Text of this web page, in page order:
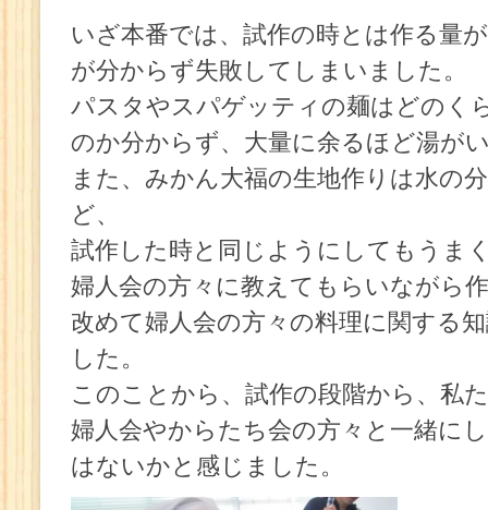
いざ本番では、試作の時とは作る量
が分からず失敗してしまいました。
パスタやスパゲッティの麺はどのく
のか分からず、大量に余るほど湯が
また、みかん大福の生地作りは水の
ど、
試作した時と同じようにしてもうま
婦人会の方々に教えてもらいながら
改めて婦人会の方々の料理に関する
した。
このことから、試作の段階から、私
婦人会やからたち会の方々と一緒に
はないかと感じました。